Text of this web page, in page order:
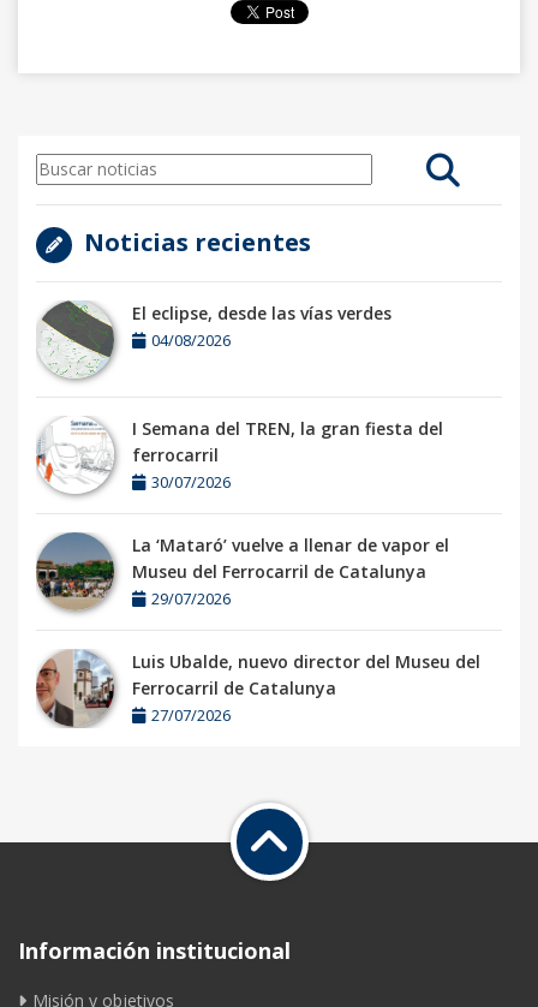
Noticias recientes
El eclipse, desde las vías verdes
04/08/2026
I Semana del TREN, la gran fiesta del
ferrocarril
30/07/2026
La ‘Mataró’ vuelve a llenar de vapor el
Museu del Ferrocarril de Catalunya
29/07/2026
Luis Ubalde, nuevo director del Museu del
Ferrocarril de Catalunya
27/07/2026
Información institucional
Misión y objetivos